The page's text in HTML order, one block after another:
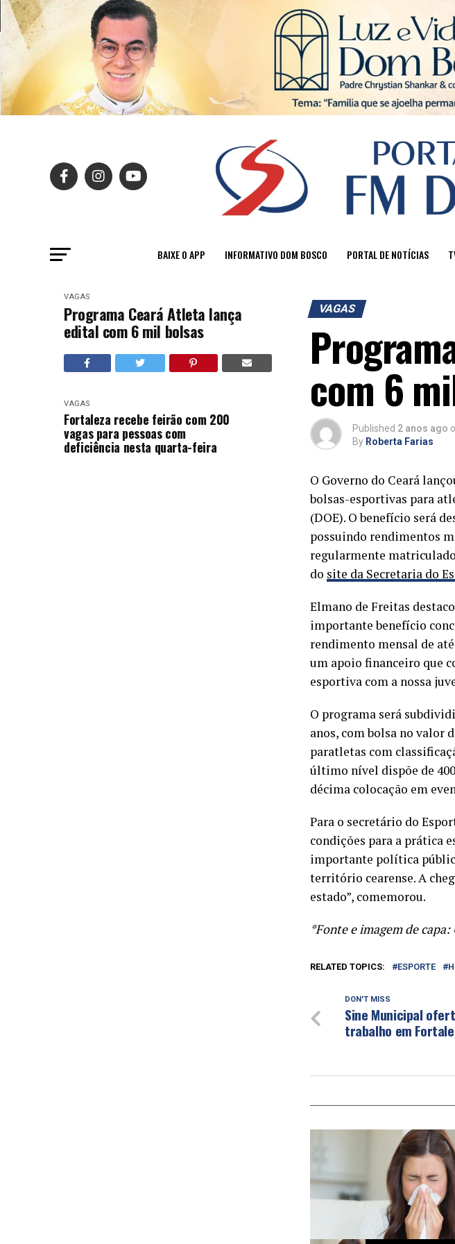
BAIXE O APP INFORMATIVO DOM BOSCO PORTAL DE NOTÍCIAS
VAGAS
Programa Ceará Atleta lança
edital com 6 mil bolsas
VAGAS
Fortaleza recebe feirão com 200
vagas para pessoas com
deficiência nesta quarta-feira
VAGAS
com 6
Published 2 anos ago
By Roberta Farias
O Governo do Ceará
bolsas-esportivas para
(DOE). O benefício será
possuindo rendimentos
regularmente
do site da Secretaria do
Elmano de Freitas
importante benefício
rendimento mensal de
um apoio financeiro que
esportiva com a nossa
O programa será
anos, com bolsa no valor
paratletas com
último nível dispõe de
décima colocação em
Para o secretário do
condições para a prática
importante política
território cearense. A
estado”, comemorou.
*Fonte e imagem de
RELATED TOPICS: ESPORTE
DON'T MISS
Sine Municipal
trabalho em
Sair da